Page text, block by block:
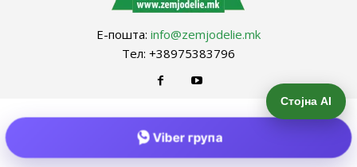
Е-пошта: info@zemjodelie.mk
Тел: +38975383796
Стојна AI
Viber група